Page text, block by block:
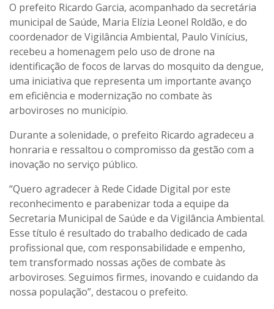
O prefeito Ricardo Garcia, acompanhado da secretária
municipal de Saúde, Maria Elízia Leonel Roldão, e do
coordenador de Vigilância Ambiental, Paulo Vinícius,
recebeu a homenagem pelo uso de drone na
identificação de focos de larvas do mosquito da dengue,
uma iniciativa que representa um importante avanço
em eficiência e modernização no combate às
arboviroses no município.
Durante a solenidade, o prefeito Ricardo agradeceu a
honraria e ressaltou o compromisso da gestão com a
inovação no serviço público.
“Quero agradecer à Rede Cidade Digital por este
reconhecimento e parabenizar toda a equipe da
Secretaria Municipal de Saúde e da Vigilância Ambiental.
Esse título é resultado do trabalho dedicado de cada
profissional que, com responsabilidade e empenho,
tem transformado nossas ações de combate às
arboviroses. Seguimos firmes, inovando e cuidando da
nossa população”, destacou o prefeito.